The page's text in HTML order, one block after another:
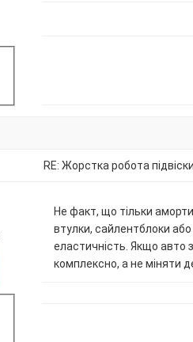
RE: Жорстка робота
Не факт, що тільки
втулки, сайлентблоки або
еластичність. Якщо авто
комплексно, а не міняти